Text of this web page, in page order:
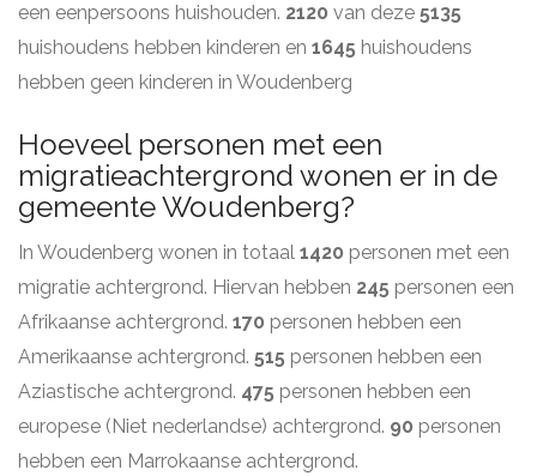
een eenpersoons huishouden. 2120 van deze 5135
huishoudens hebben kinderen en 1645 huishoudens
hebben geen kinderen in Woudenberg
Hoeveel personen met een
migratieachtergrond wonen er in de
gemeente Woudenberg?
In Woudenberg wonen in totaal 1420 personen met een
migratie achtergrond. Hiervan hebben 245 personen een
Afrikaanse achtergrond. 170 personen hebben een
Amerikaanse achtergrond. 515 personen hebben een
Aziastische achtergrond. 475 personen hebben een
europese (Niet nederlandse) achtergrond. 90 personen
hebben een Marrokaanse achtergrond.